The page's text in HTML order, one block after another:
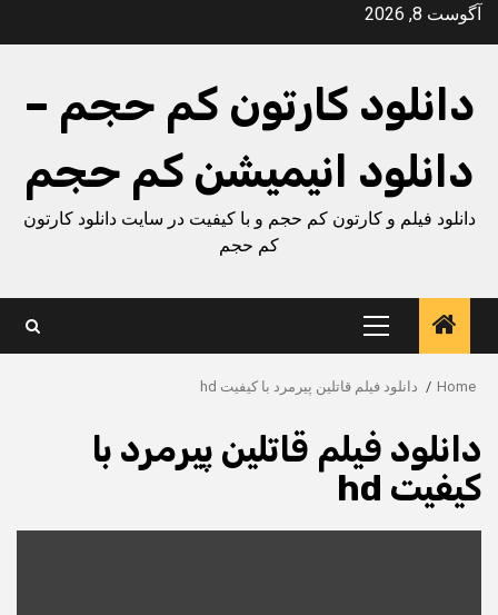
Skipآگوست 8, 2026
دانلود کارتون کم حجم –
دانلود انیمیشن کم حجم
دانلود فیلم و کارتون کم حجم و با کیفیت در سایت دانلود کارتون
کم حجم
Primary
Menu
Home دانلود فیلم قاتلین پیرمرد با کیفیت hd
دانلود فیلم قاتلین پیرمرد با
کیفیت hd